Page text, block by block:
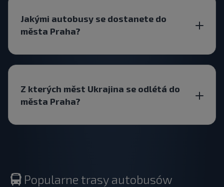
Jakými autobusy se dostanete do
města Praha?
Z kterých měst Ukrajina se odlétá do
města Praha?
Popularne trasy autobusów